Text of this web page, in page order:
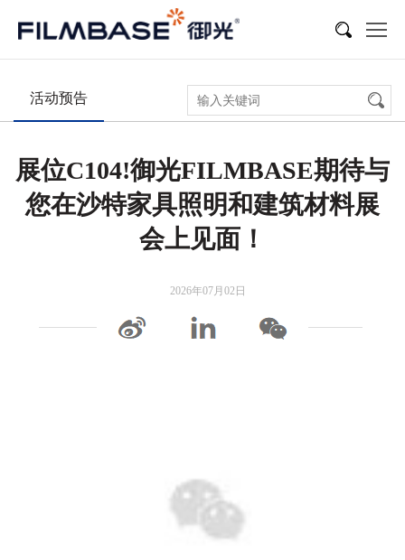
新闻 展会活动
活动预告
展位C104!御光FILMBASE期待与
您在沙特家具照明和建筑材料展
会上见面！
2026年07月02日